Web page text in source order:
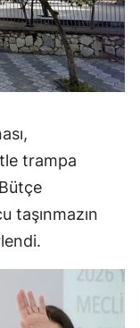
trampa
taşınmazın